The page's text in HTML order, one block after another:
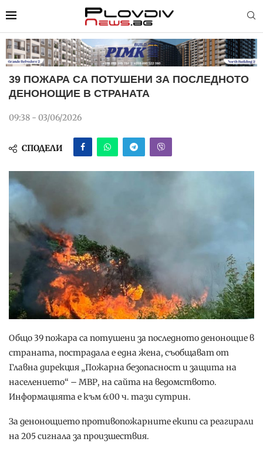
39 ПОЖАРА СА ПОТУШЕНИ ЗА ПОСЛЕДНОТО
ДЕНОНОЩИЕ В СТРАНАТА
09:38 - 03/06/2026
СПОДЕЛИ
Общо 39 пожара са потушени за последното денонощие в
страната, пострадала е една жена, съобщават от
Главна дирекция „Пожарна безопасност и защита на
населението“ – МВР, на сайта на ведомството.
Информацията е към 6:00 ч. тази сутрин.
За денонощието противопожарните екипи са реагирали
на 205 сигнала за произшествия.